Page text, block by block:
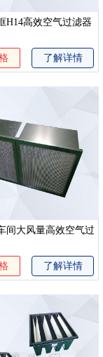
H14高效空气过滤器
了解详情
间大风量高效空气过
了解详情